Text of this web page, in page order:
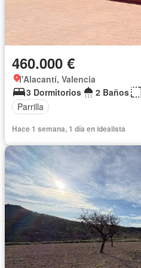
460.000 €
l'Alacantí, Valencia
3 Dormitorios
2 Baños
Parrilla
Hace 1 semana, 1 día en idealista